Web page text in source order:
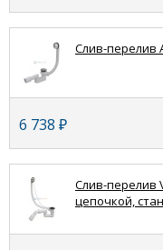
Слив-перелив
6 738 ₽
Слив-перелив
цепочкой,